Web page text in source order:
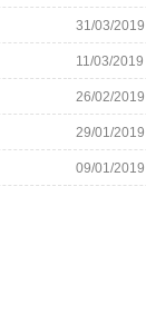
31/03/2019
11/03/2019
26/02/2019
29/01/2019
09/01/2019